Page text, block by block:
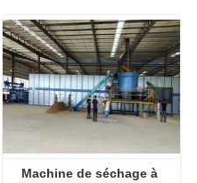
Machine de séchage à